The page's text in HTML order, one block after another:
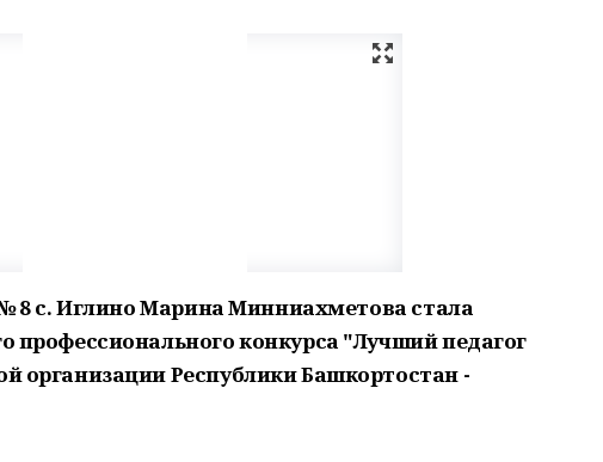
8 с. Иглино Марина Минниахметова стала
профессионального конкурса "Лучший педагог
организации Республики Башкортостан -